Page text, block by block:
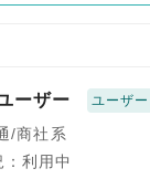
ーザー ユーザー
/商社系
利用中